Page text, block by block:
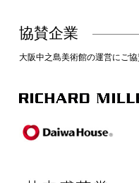
協賛企業
大阪中之島美術館の運営にご